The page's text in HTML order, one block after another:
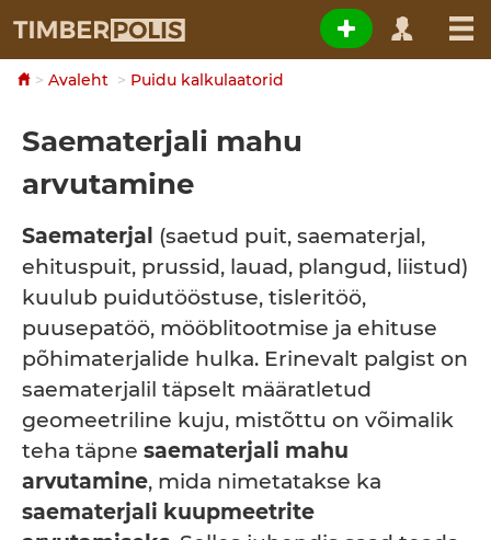
Avaleht Puidu kalkulaatorid
Saematerjali mahu
arvutamine
Saematerjal (saetud puit, saematerjal,
ehituspuit, prussid, lauad, plangud, liistud)
kuulub puidutööstuse, tisleritöö,
puusepatöö, mööblitootmise ja ehituse
põhimaterjalide hulka. Erinevalt palgist on
saematerjalil täpselt määratletud
geomeetriline kuju, mistõttu on võimalik
teha täpne saematerjali mahu
arvutamine, mida nimetatakse ka
saematerjali kuupmeetrite